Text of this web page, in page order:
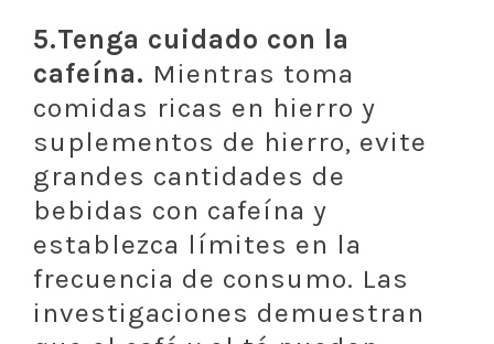
5.Tenga cuidado con la
cafeína. Mientras toma
comidas ricas en hierro y
suplementos de hierro, evite
grandes cantidades de
bebidas con cafeína y
establezca límites en la
frecuencia de consumo. Las
investigaciones demuestran